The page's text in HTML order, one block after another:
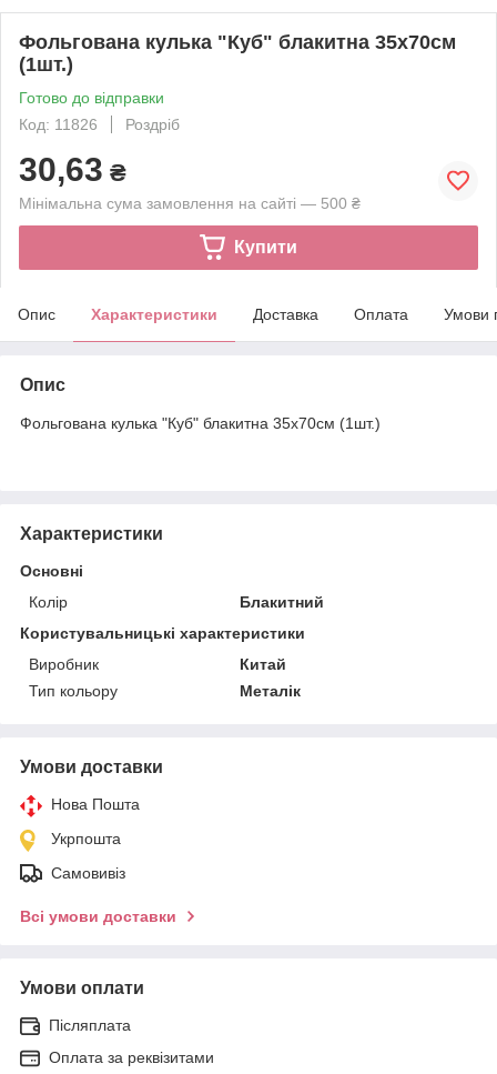
Фольгована кулька "Куб" блакитна 35х70см
(1шт.)
Готово до відправки
Код: 11826
Роздріб
30,63 ₴
Мінімальна сума замовлення на сайті — 500 ₴
Купити
Опис Характеристики Доставка Оплата Умови
Опис
Фольгована кулька "Куб" блакитна 35х70см (1шт.)
Характеристики
Основні
Колір
Блакитний
Користувальницькі характеристики
Виробник
Китай
Тип кольору
Металік
Умови доставки
Нова Пошта
Укрпошта
Самовивіз
Всі умови доставки
Умови оплати
Післяплата
Оплата за реквізитами